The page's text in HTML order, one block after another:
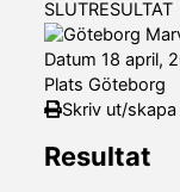
SLUTRESULTAT
Datum 18 april,
Plats Göteborg
Skriv ut/skapa
Resultat